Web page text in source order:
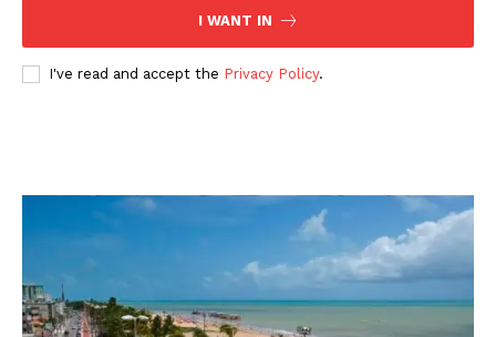
I WANT IN
I've read and accept the Privacy Policy.